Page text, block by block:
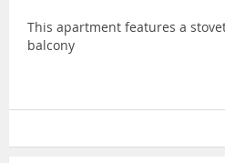
This apartment features a
balcony